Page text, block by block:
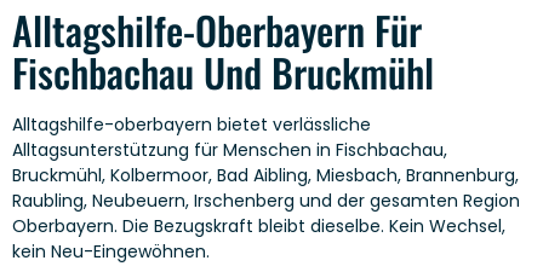
Alltagshilfe-Oberbayern Für
Fischbachau Und Bruckmühl
Alltagshilfe-oberbayern bietet verlässliche
Alltagsunterstützung für Menschen in Fischbachau,
Bruckmühl, Kolbermoor, Bad Aibling, Miesbach, Brannenburg,
Raubling, Neubeuern, Irschenberg und der gesamten Region
Oberbayern. Die Bezugskraft bleibt dieselbe. Kein Wechsel,
kein Neu-Eingewöhnen.